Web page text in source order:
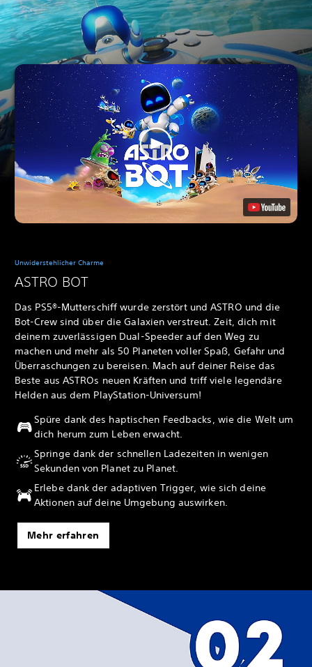
Unwiderstehlicher Charme
ASTRO BOT
Das PS5®-Mutterschiff wurde zerstört und ASTRO und die
Bot-Crew sind über die Galaxien verstreut. Zeit, dich mit
deinem zuverlässigen Dual-Speeder auf den Weg zu
machen und mehr als 50 Planeten voller Spaß, Gefahr und
Überraschungen zu bereisen. Mach auf deiner Reise das
Beste aus ASTROs neuen Kräften und triff viele legendäre
Helden aus dem PlayStation-Universum!
Spüre dank des haptischen Feedbacks, wie die Welt um
dich herum zum Leben erwacht.
Springe dank der schnellen Ladezeiten in wenigen
Sekunden von Planet zu Planet.
Erlebe dank der adaptiven Trigger, wie sich deine
Aktionen auf deine Umgebung auswirken.
Mehr erfahren